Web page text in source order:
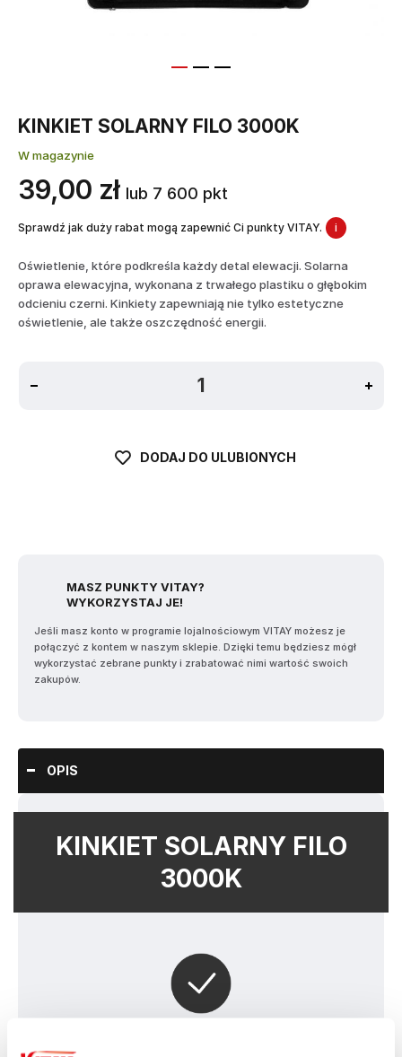
KINKIET SOLARNY FILO 3000K
W magazynie
39,00 zł lub 7 600 pkt
Sprawdź jak duży rabat mogą zapewnić Ci punkty VITAY. i
Oświetlenie, które podkreśla każdy detal elewacji. Solarna
oprawa elewacyjna, wykonana z trwałego plastiku o głębokim
odcieniu czerni. Kinkiety zapewniają nie tylko estetyczne
oświetlenie, ale także oszczędność energii.
DODAJ DO ULUBIONYCH
MASZ PUNKTY VITAY?
WYKORZYSTAJ JE!
Jeśli masz konto w programie lojalnościowym VITAY możesz je
połączyć z kontem w naszym sklepie. Dzięki temu będziesz mógł
wykorzystać zebrane punkty i zrabatować nimi wartość swoich
zakupów.
OPIS
KINKIET SOLARNY FILO
3000K